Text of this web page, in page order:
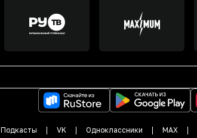
Подкасты VK Одноклассники MAX